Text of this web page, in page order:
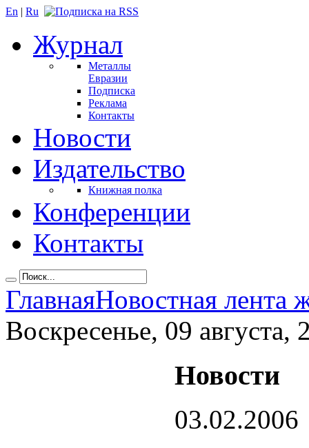
En | Ru
Журнал
Металлы
Евразии
Подписка
Реклама
Контакты
Новости
Издательство
Книжная полка
Конференции
Контакты
ГлавнаяНовостная лента
Воскресенье, 09 августа,
Новости
03.02.2006